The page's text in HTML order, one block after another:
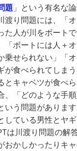
題 」という有名な
渡り問題には、「
た人が川をボート
「ボートには人＋
乗せられない」「
が食べられてしま
とキャベツが食べ
、「どのような手
いう問題がありま
している男性とヤ
は川渡り問題の解
おかしかったりキ